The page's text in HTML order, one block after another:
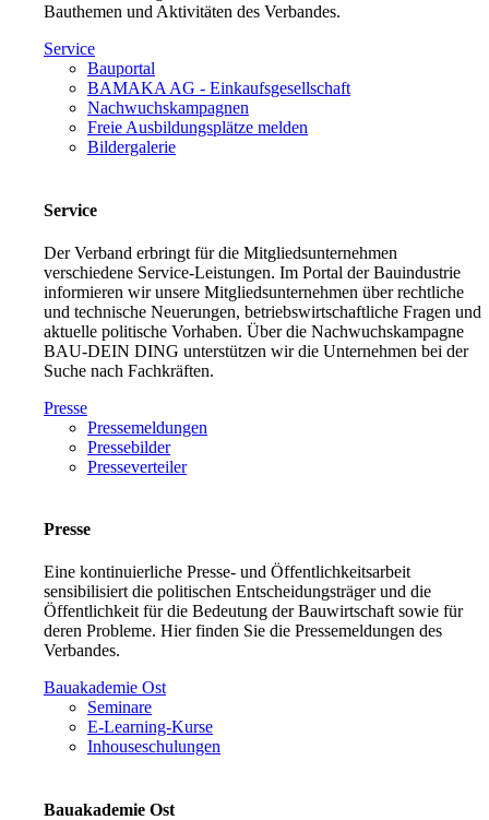
Bauthemen und Aktivitäten des Verbandes.
Service
Bauportal
BAMAKA AG - Einkaufsgesellschaft
Nachwuchskampagnen
Freie Ausbildungsplätze melden
Bildergalerie
Service
Der Verband erbringt für die Mitgliedsunternehmen
verschiedene Service-Leistungen. Im Portal der Bauindustrie
informieren wir unsere Mitgliedsunternehmen über rechtliche
und technische Neuerungen, betriebswirtschaftliche Fragen und
aktuelle politische Vorhaben. Über die Nachwuchskampagne
BAU-DEIN DING unterstützen wir die Unternehmen bei der
Suche nach Fachkräften.
Presse
Pressemeldungen
Pressebilder
Presseverteiler
Presse
Eine kontinuierliche Presse- und Öffentlichkeitsarbeit
sensibilisiert die politischen Entscheidungsträger und die
Öffentlichkeit für die Bedeutung der Bauwirtschaft sowie für
deren Probleme. Hier finden Sie die Pressemeldungen des
Verbandes.
Bauakademie Ost
Seminare
E-Learning-Kurse
Inhouseschulungen
Bauakademie Ost